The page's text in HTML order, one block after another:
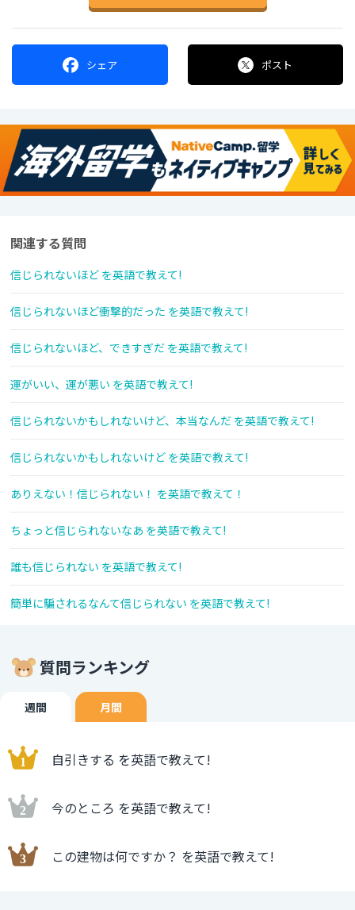
シェア ポスト
関連する質問
信じられないほど を英語で教えて!
信じられないほど衝撃的だった を英語で教えて!
信じられないほど、できすぎだ を英語で教えて!
運がいい、運が悪い を英語で教えて!
信じられないかもしれないけど、本当なんだ を英語で教えて!
信じられないかもしれないけど を英語で教えて!
ありえない！信じられない！ を英語で教えて！
ちょっと信じられないなあ を英語で教えて!
誰も信じられない を英語で教えて!
簡単に騙されるなんて信じられない を英語で教えて!
質問ランキング
週間 月間
自引きする を英語で教えて!
今のところ を英語で教えて!
この建物は何ですか？ を英語で教えて!